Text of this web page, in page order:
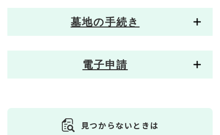
墓地の手続き
電子申請
見つからないときは